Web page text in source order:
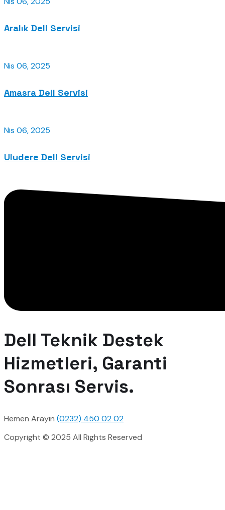
Aralık Dell Servisi
Nis 06, 2025
Amasra Dell Servisi
Nis 06, 2025
Uludere Dell Servisi
Dell Teknik Destek
Hizmetleri, Garanti
Sonrası Servis.
Hemen Arayın (0232) 450 02 02
Copyright © 2025 All Rights Reserved